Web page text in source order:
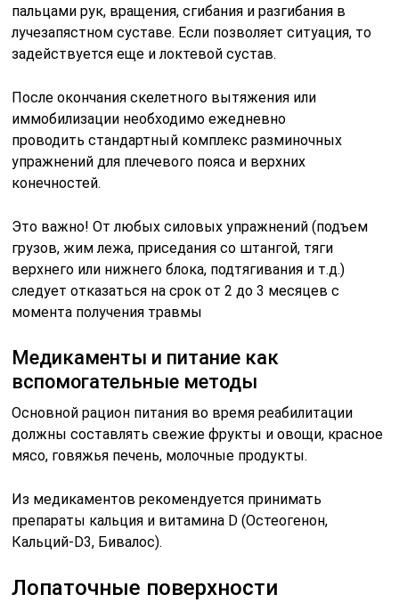
пальцами рук, вращения, сгибания и разгибания в
лучезапястном суставе. Если позволяет ситуация, то
задействуется еще и локтевой сустав.
После окончания скелетного вытяжения или
иммобилизации необходимо ежедневно
проводить стандартный комплекс разминочных
упражнений для плечевого пояса и верхних
конечностей.
Это важно! От любых силовых упражнений (подъем
грузов, жим лежа, приседания со штангой, тяги
верхнего или нижнего блока, подтягивания и т.д.)
следует отказаться на срок от 2 до 3 месяцев с
момента получения травмы
Медикаменты и питание как
вспомогательные методы
Основной рацион питания во время реабилитации
должны составлять свежие фрукты и овощи, красное
мясо, говяжья печень, молочные продукты.
Из медикаментов рекомендуется принимать
препараты кальция и витамина D (Остеогенон,
Кальций-D3, Бивалос).
Лопаточные поверхности